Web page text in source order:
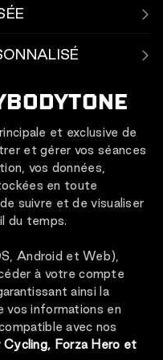
avec des
et mettez à
et exclusive de
et gérer vos séances
vos données,
en toute
suivre et de visualiser
du temps.
Android et Web),
à votre compte
ainsi la
vos informations en
avec nos
Cycling, Forza Hero et